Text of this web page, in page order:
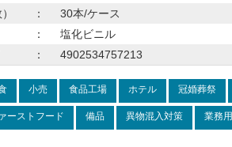
：
30本/ケース
：
塩化ビニル
： 4902534757213
小売 食品工場 ホテル 冠婚葬祭
ーストフード 備品 異物混入対策 業務用